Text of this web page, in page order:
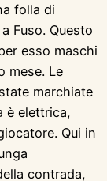
folla di
Fuso. Questo
esso maschi
mese. Le
marchiate
è elettrica,
Qui in
contrada,